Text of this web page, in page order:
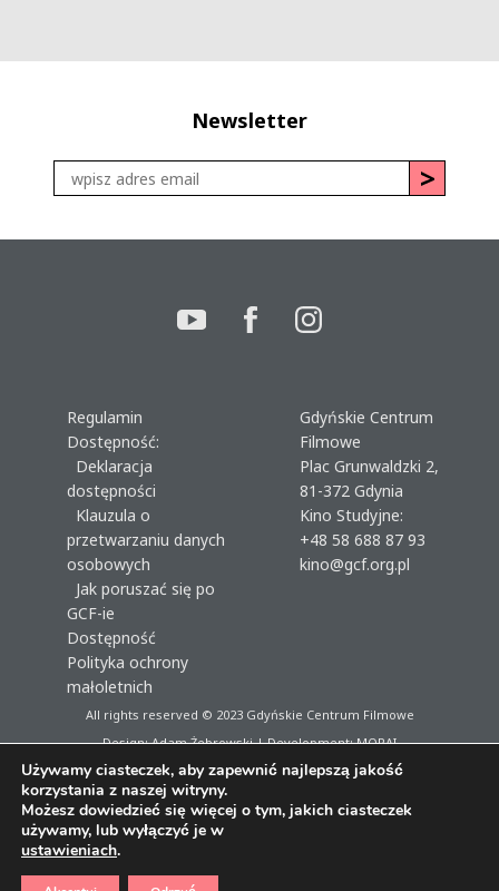
Newsletter
Regulamin
Dostępność:
Deklaracja
dostępności
Klauzula o
przetwarzaniu danych
osobowych
Jak poruszać się po
GCF-ie
Dostępność
Polityka ochrony
małoletnich
Gdyńskie Centrum
Filmowe
Plac Grunwaldzki 2,
81-372 Gdynia
Kino Studyjne:
+48 58 688 87 93
kino@gcf.org.pl
All rights reserved © 2023Gdyńskie Centrum Filmowe
Design: Adam Żebrowski | Development:MORAI
Używamy ciasteczek, aby zapewnić najlepszą jakość
korzystania z naszej witryny.
Możesz dowiedzieć się więcej o tym, jakich ciasteczek
używamy, lub wyłączyć je w
ustawieniach.